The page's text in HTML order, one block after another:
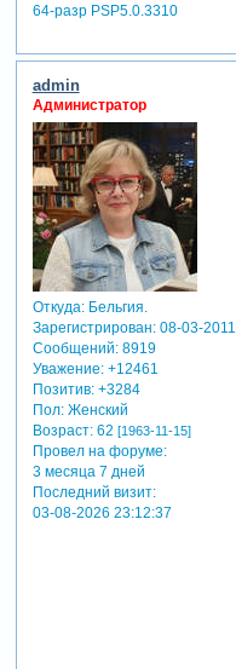
64-разр PSP5.0.3310
admin
Администратор
Откуда:Бельгия.
Зарегистрирован: 08-03-2011
Сообщений:8919
Уважение: +12461
Позитив: +3284
Пол:Женский
Возраст:62 [1963-11-15]
Провел на форуме:
3 месяца 7 дней
Последний визит:
03-08-2026 23:12:37